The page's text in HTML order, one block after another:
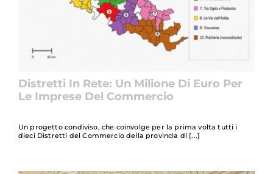
Distretti In Rete: Un Milione Di Euro Per
Le Imprese Del Commercio
Un progetto condiviso, che coinvolge per la prima volta tutti i
dieci Distretti del Commercio della provincia di